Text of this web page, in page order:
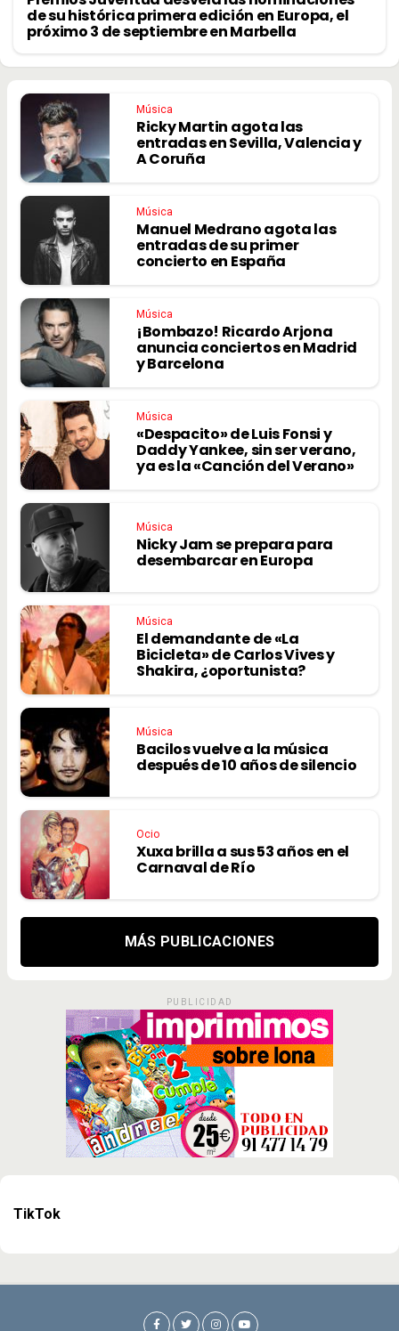
de su histórica primera edición en Europa, el
próximo 3 de septiembre en Marbella
Música
Ricky Martin agota las
entradas en Sevilla, Valencia y
A Coruña
Música
Manuel Medrano agota las
entradas de su primer
concierto en España
Música
¡Bombazo! Ricardo Arjona
anuncia conciertos en Madrid
y Barcelona
Música
«Despacito» de Luis Fonsi y
Daddy Yankee, sin ser verano,
ya es la «Canción del Verano»
Música
Nicky Jam se prepara para
desembarcar en Europa
Música
El demandante de «La
Bicicleta» de Carlos Vives y
Shakira, ¿oportunista?
Música
Bacilos vuelve a la música
después de 10 años de silencio
Ocio
Xuxa brilla a sus 53 años en el
Carnaval de Río
MÁS PUBLICACIONES
PUBLICIDAD
TikTok